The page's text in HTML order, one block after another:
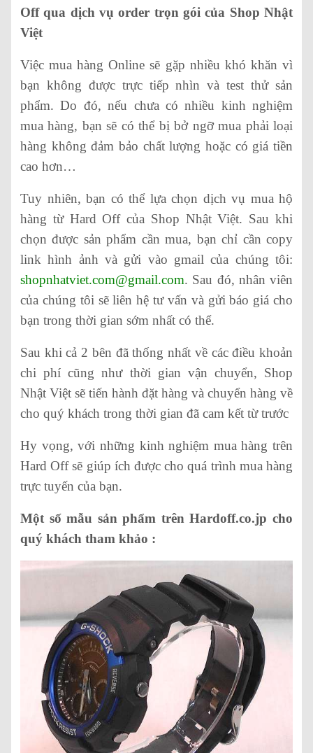
Off qua dịch vụ order trọn gói của Shop Nhật
Việt
Việc mua hàng Online sẽ gặp nhiều khó khăn vì
bạn không được trực tiếp nhìn và test thử sản
phẩm. Do đó, nếu chưa có nhiều kinh nghiệm
mua hàng, bạn sẽ có thể bị bở ngỡ mua phải loại
hàng không đảm bảo chất lượng hoặc có giá tiền
cao hơn…
Tuy nhiên, bạn có thể lựa chọn dịch vụ mua hộ
hàng từ Hard Off của Shop Nhật Việt. Sau khi
chọn được sản phẩm cần mua, bạn chỉ cần copy
link hình ảnh và gửi vào gmail của chúng tôi:
shopnhatviet.com@gmail.com. Sau đó, nhân viên
của chúng tôi sẽ liên hệ tư vấn và gửi báo giá cho
bạn trong thời gian sớm nhất có thể.
Sau khi cả 2 bên đã thống nhất về các điều khoản
chi phí cũng như thời gian vận chuyển, Shop
Nhật Việt sẽ tiến hành đặt hàng và chuyển hàng về
cho quý khách trong thời gian đã cam kết từ trước
Hy vọng, với những kinh nghiệm mua hàng trên
Hard Off sẽ giúp ích được cho quá trình mua hàng
trực tuyến của bạn.
Một số mẫu sản phẩm trên Hardoff.co.jp cho
quý khách tham khảo :